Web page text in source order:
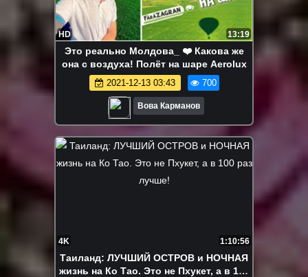
HD 13:19
Это реально Молдова_ ❤️ Какова же
она с воздуха! Полёт на шаре Aerolux
2021-12-13 03:43 700
Вова Карманов
4K 1:10:56
Таиланд: ЛУЧШИЙ ОСТРОВ и НOЧHAЯ
жизнь на Ко Тао. Это не Пхукет, а в 100